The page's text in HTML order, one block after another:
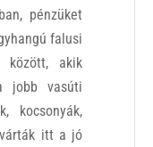
pénzüket
falusi
között, akik
jobb vasúti
kocsonyák,
várták itt a jó